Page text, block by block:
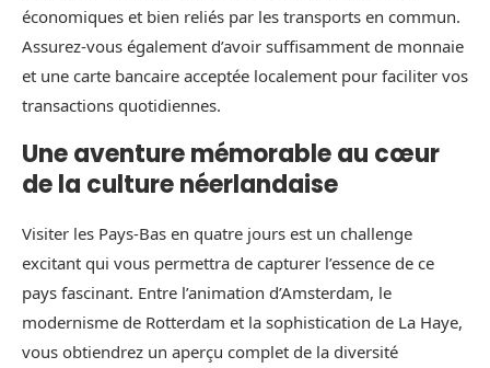
économiques et bien reliés par les transports en commun.
Assurez-vous également d’avoir suffisamment de monnaie
et une carte bancaire acceptée localement pour faciliter vos
transactions quotidiennes.
Une aventure mémorable au cœur
de la culture néerlandaise
Visiter les Pays-Bas en quatre jours est un challenge
excitant qui vous permettra de capturer l’essence de ce
pays fascinant. Entre l’animation d’Amsterdam, le
modernisme de Rotterdam et la sophistication de La Haye,
vous obtiendrez un aperçu complet de la diversité